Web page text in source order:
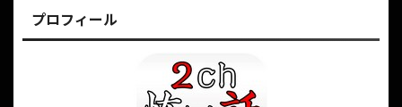
プロフィール